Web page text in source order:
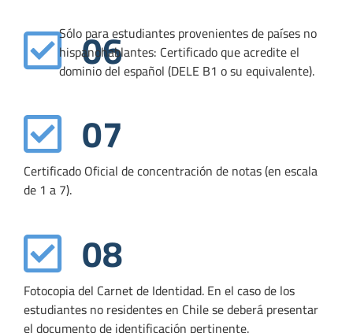
06
Sólo para estudiantes provenientes de países no
hispanohablantes: Certificado que acredite el
dominio del español (DELE B1 o su equivalente).
07
Certificado Oficial de concentración de notas (en escala
de 1 a 7).
08
Fotocopia del Carnet de Identidad. En el caso de los
estudiantes no residentes en Chile se deberá presentar
el documento de identificación pertinente.